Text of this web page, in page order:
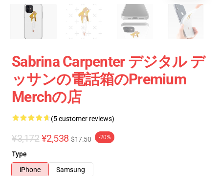
Sabrina Carpenter デジタル デ
ッサンの電話箱のPremium
Merchの店
(5 customer reviews)
¥3,172 ¥2,538 $17.50 -20%
Type
iPhone
Samsung